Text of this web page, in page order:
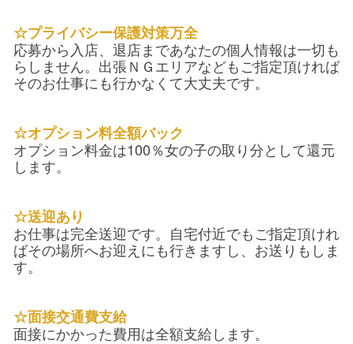
☆プライバシー保護対策万全
応募から入店、退店まであなたの個人情報は一切も
らしません。出張ＮＧエリアなどもご指定頂ければ
そのお仕事にも行かなくて大丈夫です。
☆オプション料全額バック
オプション料金は100％女の子の取り分として還元
します。
☆送迎あり
お仕事は完全送迎です。自宅付近でもご指定頂けれ
ばその場所へお迎えにも行きますし、お送りもしま
す。
☆面接交通費支給
面接にかかった費用は全額支給します。